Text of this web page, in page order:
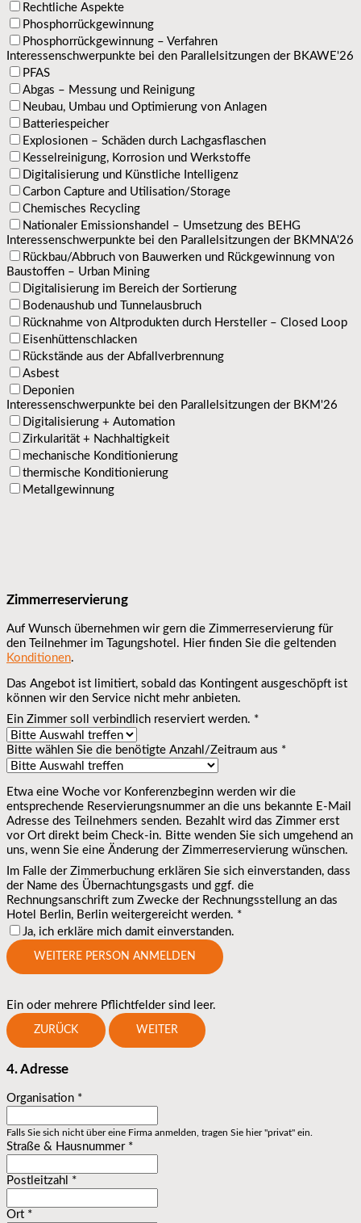
Rechtliche Aspekte
Phosphorrückgewinnung
Phosphorrückgewinnung – Verfahren
Interessenschwerpunkte bei den Parallelsitzungen der BKAWE'26
PFAS
Abgas – Messung und Reinigung
Neubau, Umbau und Optimierung von Anlagen
Batteriespeicher
Explosionen – Schäden durch Lachgasflaschen
Kesselreinigung, Korrosion und Werkstoffe
Digitalisierung und Künstliche Intelligenz
Carbon Capture and Utilisation/Storage
Chemisches Recycling
Nationaler Emissionshandel – Umsetzung des BEHG
Interessenschwerpunkte bei den Parallelsitzungen der BKMNA'26
Rückbau/Abbruch von Bauwerken und Rückgewinnung von
Baustoffen – Urban Mining
Digitalisierung im Bereich der Sortierung
Bodenaushub und Tunnelausbruch
Rücknahme von Altprodukten durch Hersteller – Closed Loop
Eisenhüttenschlacken
Rückstände aus der Abfallverbrennung
Asbest
Deponien
Interessenschwerpunkte bei den Parallelsitzungen der BKM'26
Digitalisierung + Automation
Zirkularität + Nachhaltigkeit
mechanische Konditionierung
thermische Konditionierung
Metallgewinnung
Zimmerreservierung
Auf Wunsch übernehmen wir gern die Zimmerreservierung für
den Teilnehmer im Tagungshotel. Hier finden Sie die geltenden
Konditionen.
Das Angebot ist limitiert, sobald das Kontingent ausgeschöpft ist
können wir den Service nicht mehr anbieten.
Ein Zimmer soll verbindlich reserviert werden. *
Bitte wählen Sie die benötigte Anzahl/Zeitraum aus *
Etwa eine Woche vor Konferenzbeginn werden wir die
entsprechende Reservierungsnummer an die uns bekannte E-Mail
Adresse des Teilnehmers senden. Bezahlt wird das Zimmer erst
vor Ort direkt beim Check-in. Bitte wenden Sie sich umgehend an
uns, wenn Sie eine Änderung der Zimmerreservierung wünschen.
Im Falle der Zimmerbuchung erklären Sie sich einverstanden, dass
der Name des Übernachtungsgasts und ggf. die
Rechnungsanschrift zum Zwecke der Rechnungsstellung an das
Hotel Berlin, Berlin weitergereicht werden. *
Ja, ich erkläre mich damit einverstanden.
WEITERE PERSON ANMELDEN
Ein oder mehrere Pflichtfelder sind leer.
ZURÜCK WEITER
4. Adresse
Organisation *
Falls Sie sich nicht über eine Firma anmelden, tragen Sie hier "privat" ein.
Straße & Hausnummer *
Postleitzahl *
Ort *